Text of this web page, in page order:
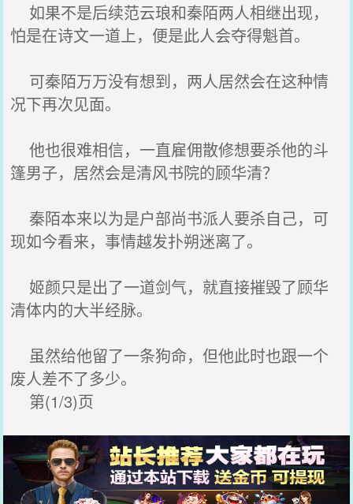
如果不是后续范云琅和秦陌两人相继出现，
怕是在诗文一道上，便是此人会夺得魁首。
可秦陌万万没有想到，两人居然会在这种情
况下再次见面。
他也很难相信，一直雇佣散修想要杀他的斗
篷男子，居然会是清风书院的顾华清？
秦陌本来以为是户部尚书派人要杀自己，可
现如今看来，事情越发扑朔迷离了。
姬颜只是出了一道剑气，就直接摧毁了顾华
清体内的大半经脉。
虽然给他留了一条狗命，但他此时也跟一个
废人差不了多少。
第(1/3)页